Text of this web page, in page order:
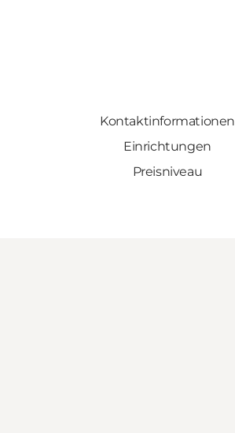
Kontaktinformationen
Einrichtungen
Preisniveau